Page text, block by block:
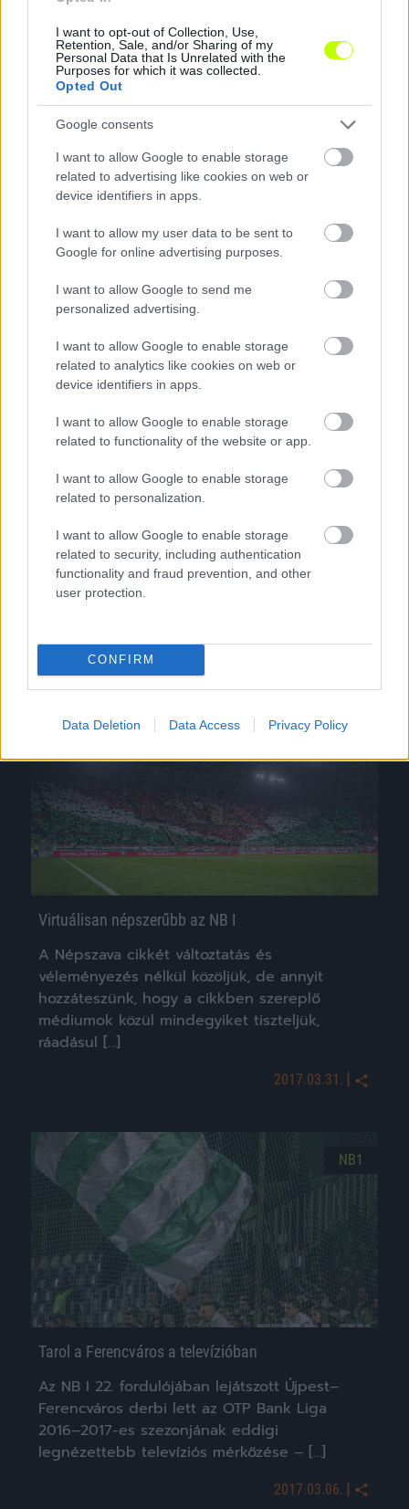
I want to opt-out of Collection, Use,
Retention, Sale, and/or Sharing of my
Personal Data that Is Unrelated with the
Purposes for which it was collected.
Opted Out
Google consents
I want to allow Google to enable storage
related to advertising like cookies on web or
device identifiers in apps.
I want to allow my user data to be sent to
Google for online advertising purposes.
I want to allow Google to send me
personalized advertising.
I want to allow Google to enable storage
related to analytics like cookies on web or
device identifiers in apps.
I want to allow Google to enable storage
related to functionality of the website or app.
I want to allow Google to enable storage
related to personalization.
I want to allow Google to enable storage
related to security, including authentication
functionality and fraud prevention, and other
user protection.
CONFIRM
Data Deletion Data Access Privacy Policy
Wales-Magyarország: mindent vitt a tévében is a
selejtező – adatok
Európa-bajnoki selejtezőmérkőzés során a
tévében és az interneten több mint másfél
millióan kapcsoltak az M4 […]
NB1
Virtuálisan népszerűbb az NB I
véleményezés nélkül közöljük, de annyit
hozzáteszünk, hogy a cikkben szereplő
médiumok közül mindegyiket tiszteljük,
2017.03.31. |
NB1
Virtuálisan népszerűbb az NB I
A Népszava cikkét változtatás és
véleményezés nélkül közöljük, de annyit
hozzáteszünk, hogy a cikkben szereplő
médiumok közül mindegyiket tiszteljük,
ráadásul […]
2017.03.31. |
NB1
Tarol a Ferencváros a televízióban
Az NB I 22. fordulójában lejátszott Újpest–
Ferencváros derbi lett az OTP Bank Liga
2016–2017-es szezonjának eddigi
legnézettebb televíziós mérkőzése – […]
2017.03.06. |